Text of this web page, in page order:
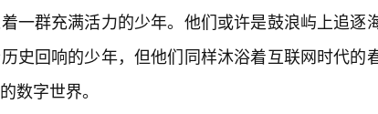
一群充满活力的少年。他们或许是鼓浪屿上追逐
史回响的少年，但他们同样沐浴着互联网时代的
数字世界。